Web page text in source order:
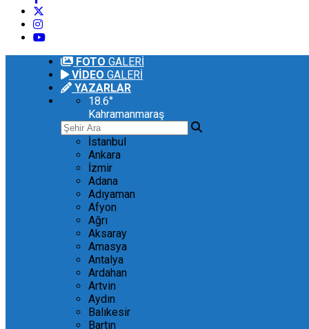
FOTO GALERİ
VİDEO GALERİ
YAZARLAR
18.6°
Kahramanmaraş
İstanbul
Ankara
İzmir
Adana
Adıyaman
Afyon
Ağrı
Aksaray
Amasya
Antalya
Ardahan
Artvin
Aydın
Balıkesir
Bartın